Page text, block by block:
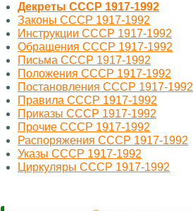
Декреты СССР 1917-1992
Законы СССР 1917-1992
Инструкции СССР 1917-1992
Обращения СССР 1917-1992
Письма СССР 1917-1992
Положения СССР 1917-1992
Постановления СССР 1917-1992
Правила СССР 1917-1992
Приказы СССР 1917-1992
Прочие СССР 1917-1992
Распоряжения СССР 1917-1992
Указы СССР 1917-1992
Циркуляры СССР 1917-1992